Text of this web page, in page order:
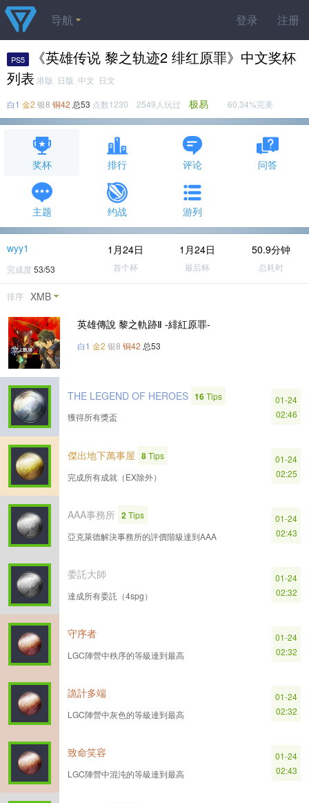
登录 注册
导航
PS5
《英雄传说 黎之轨迹2 绯红原罪》中文奖杯
列表 港版 日版 中文 日文
白1 金2 银8 铜42 总53 点数1230 2549人玩过 极易 60.34%完美
奖杯 排行 评论 问答
主题 约战 游列
wyy1
完成度 53/53
1月24日
首个杯
1月24日
最后杯
50.9分钟
总耗时
排序 XMB
英雄傳說 黎之軌跡Ⅱ -緋紅原罪-
白1 金2 银8 铜42 总53
THE LEGEND OF HEROES 16Tips
獲得所有獎盃
01-24
02:46
傑出地下萬事屋 8Tips
完成所有成就（EX除外）
01-24
02:25
AAA事務所 2Tips
亞克萊德解決事務所的評價階級達到AAA
01-24
02:43
委託大師
達成所有委託（4spg）
01-24
02:32
守序者
LGC陣營中秩序的等級達到最高
01-24
02:32
詭計多端
LGC陣營中灰色的等級達到最高
01-24
02:32
致命笑容
LGC陣營中混沌的等級達到最高
01-24
02:43